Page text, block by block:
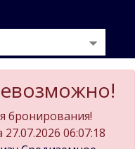
бронирования!
06:07:18